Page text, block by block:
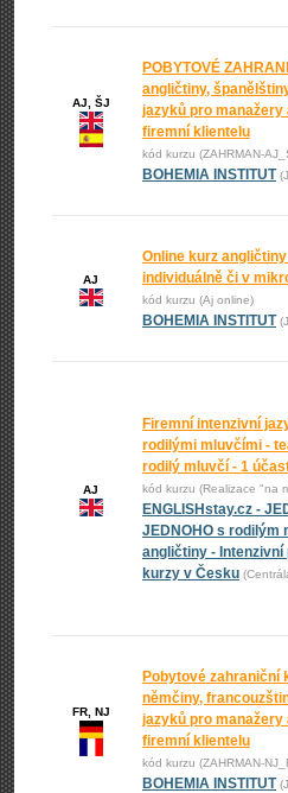
AJ, ŠJ
POBYTOVÉ
angličtiny,
jazyků pro manažery
firemní klientelu
kód kurzu (ZAHRMAN-
BOHEMIA INSTITUT
AJ
Online kurz
individuálně či v
kód kurzu (Aj online)
BOHEMIA INSTITUT
AJ
Firemní intenzivní
rodilými mluvčími -
rodilý mluvčí - 1
kód kurzu (Realizace "na
ENGLISHstay.cz -
JEDNOHO s rodilým
angličtiny - Intenzivní
kurzy v Česku
FR, NJ
Pobytové zahraniční
němčiny,
jazyků pro manažery
firemní klientelu
kód kurzu (ZAHRMAN-
BOHEMIA INSTITUT